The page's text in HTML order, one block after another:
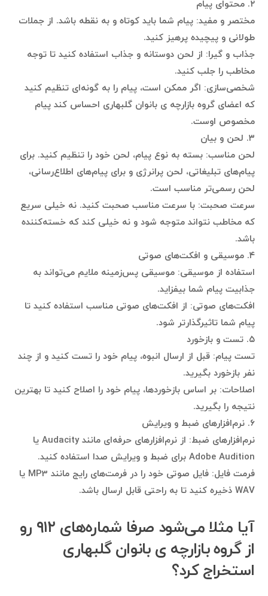
۲. محتوای پیام
مختصر و مفید: پیام شما باید کوتاه و به نقطه باشد. از جملات
طولانی و پیچیده پرهیز کنید.
جذاب و گیرا: از لحن دوستانه و جذاب استفاده کنید تا توجه
مخاطب را جلب کنید.
شخصی‌سازی: اگر ممکن است، پیام را به گونه‌ای تنظیم کنید
که اعضای گروه بازارچه ی بانوان گلبهاری احساس کند پیام
مخصوص اوست.
۳. لحن و بیان
لحن مناسب: بسته به نوع پیام، لحن خود را تنظیم کنید. برای
پیام‌های تبلیغاتی، لحن پرانرژی و برای پیام‌های اطلاع‌رسانی،
لحن رسمی‌تر مناسب است.
سرعت صحبت: با سرعت مناسب صحبت کنید. نه خیلی سریع
که مخاطب نتواند متوجه شود و نه خیلی کند که خسته‌کننده
باشد.
۴. موسیقی و افکت‌های صوتی
استفاده از موسیقی: موسیقی پس‌زمینه ملایم می‌تواند به
جذابیت پیام شما بیفزاید.
افکت‌های صوتی: از افکت‌های صوتی مناسب استفاده کنید تا
پیام شما تاثیرگذارتر شود.
۵. تست و بازخورد
تست پیام: قبل از ارسال انبوه، پیام خود را تست کنید و از چند
نفر بازخورد بگیرید.
اصلاحات: بر اساس بازخوردها، پیام خود را اصلاح کنید تا بهترین
نتیجه را بگیرید.
۶. نرم‌افزارهای ضبط و ویرایش
نرم‌افزارهای ضبط: از نرم‌افزارهای حرفه‌ای مانند Audacity یا
Adobe Audition برای ضبط و ویرایش صدا استفاده کنید.
فرمت فایل: فایل صوتی خود را در فرمت‌های رایج مانند MP3 یا
WAV ذخیره کنید تا به راحتی قابل ارسال باشد.
آیا مثلا می‌شود صرفا شماره‌های ۹۱۲ رو
از گروه بازارچه ی بانوان گلبهاری
استخراج کرد؟